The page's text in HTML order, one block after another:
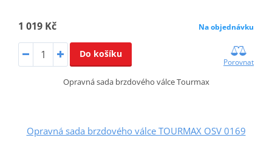
1 019 Kč Na objednávku
Do košíku
Porovnat
Opravná sada brzdového válce Tourmax
Opravná sada brzdového válce TOURMAX OSV 0169